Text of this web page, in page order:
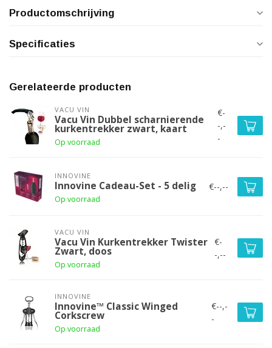
Productomschrijving
Specificaties
Gerelateerde producten
VACU VIN
Vacu Vin Dubbel scharnierende
kurkentrekker zwart, kaart
Op voorraad
€-
-,-
-
INNOVINE
Innovine Cadeau-Set - 5 delig
Op voorraad
€--,--
VACU VIN
Vacu Vin Kurkentrekker Twister
Zwart, doos
Op voorraad
€-
-,--
INNOVINE
Innovine™ Classic Winged
Corkscrew
Op voorraad
€--,-
-